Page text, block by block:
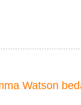
Watson